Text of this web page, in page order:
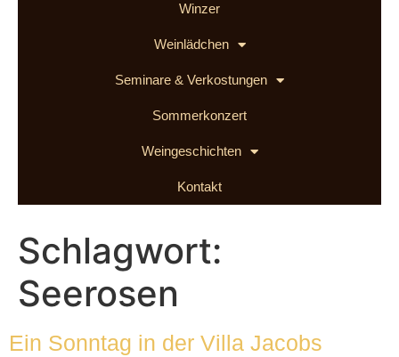
Winzer
Weinlädchen
Seminare & Verkostungen
Sommerkonzert
Weingeschichten
Kontakt
Schlagwort:
Seerosen
Ein Sonntag in der Villa Jacobs